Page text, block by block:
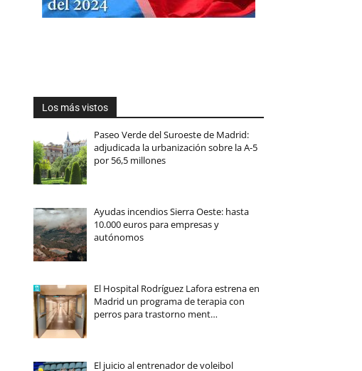
Los más vistos
Paseo Verde del Suroeste de Madrid:
adjudicada la urbanización sobre la A-5
por 56,5 millones
Ayudas incendios Sierra Oeste: hasta
10.000 euros para empresas y
autónomos
El Hospital Rodríguez Lafora estrena en
Madrid un programa de terapia con
perros para trastorno ment…
El juicio al entrenador de voleibol